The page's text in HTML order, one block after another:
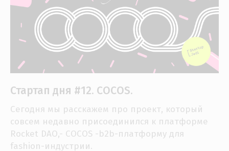
Стартап дня #12. COCOS.
Сегодня мы расскажем про проект, который
совсем недавно присоединился к платформе
Rocket DAO,- COCOS -b2b-платформу для
fashion-индустрии.